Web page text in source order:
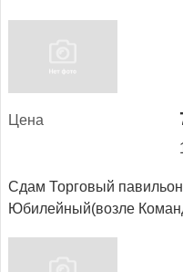
Це­на
Сдам Торговый
Юбилейный(возле